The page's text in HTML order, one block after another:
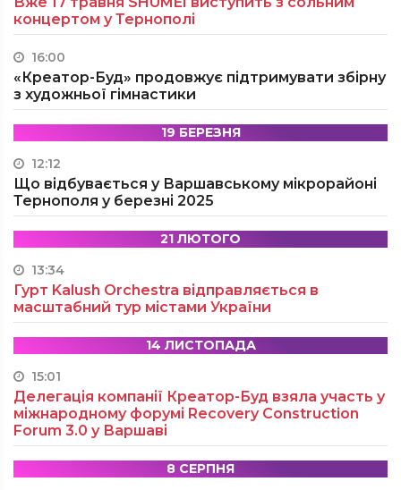
концертом у Тернополі
16:00
«Креатор-Буд» продовжує підтримувати збірну
з художньої гімнастики
19 БЕРЕЗНЯ
12:12
Що відбувається у Варшавському мікрорайоні
Тернополя у березні 2025
21 ЛЮТОГО
13:34
Гурт Kalush Orchestra відправляється в
масштабний тур містами України
14 ЛИСТОПАДА
15:01
Делегація компанії Креатор-Буд взяла участь у
міжнародному форумі Recovery Construction
Forum 3.0 у Варшаві
8 СЕРПНЯ